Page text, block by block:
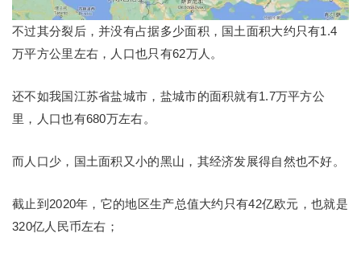
不过其分裂后，并没有占据多少面积，国土面积大约只有1.4
万平方公里左右，人口也只有62万人。
还不如我国江苏省盐城市，盐城市的面积就有1.7万平方公
里，人口也有680万左右。
而人口少，国土面积又小的黑山，其经济发展得自然也不好。
截止到2020年，它的地区生产总值大约只有42亿欧元，也就是
320亿人民币左右；